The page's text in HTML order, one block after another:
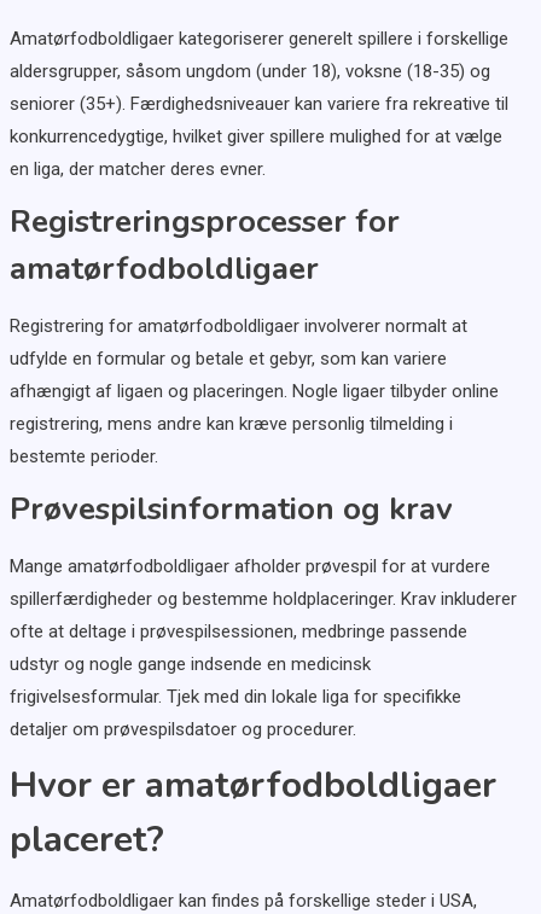
Amatørfodboldligaer kategoriserer generelt spillere i forskellige
aldersgrupper, såsom ungdom (under 18), voksne (18-35) og
seniorer (35+). Færdighedsniveauer kan variere fra rekreative til
konkurrencedygtige, hvilket giver spillere mulighed for at vælge
en liga, der matcher deres evner.
Registreringsprocesser for
amatørfodboldligaer
Registrering for amatørfodboldligaer involverer normalt at
udfylde en formular og betale et gebyr, som kan variere
afhængigt af ligaen og placeringen. Nogle ligaer tilbyder online
registrering, mens andre kan kræve personlig tilmelding i
bestemte perioder.
Prøvespilsinformation og krav
Mange amatørfodboldligaer afholder prøvespil for at vurdere
spillerfærdigheder og bestemme holdplaceringer. Krav inkluderer
ofte at deltage i prøvespilsessionen, medbringe passende
udstyr og nogle gange indsende en medicinsk
frigivelsesformular. Tjek med din lokale liga for specifikke
detaljer om prøvespilsdatoer og procedurer.
Hvor er amatørfodboldligaer
placeret?
Amatørfodboldligaer kan findes på forskellige steder i USA,